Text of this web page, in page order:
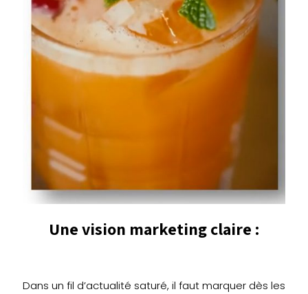
Une vision marketing claire :
Dans un fil d’actualité saturé, il faut marquer dès les